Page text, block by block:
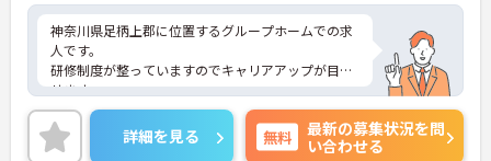
神奈川県足柄上郡に位置するグループホームでの求
人です。
研修制度が整っていますのでキャリアアップが目指
せます。
ご興味のある方はお気軽にお問い合わせ下さい。
詳細を見る 無料
最新の募集状況を問
い合わせる